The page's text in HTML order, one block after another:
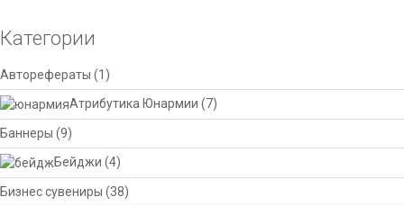
Категории
Авторефераты (1)
Атрибутика Юнармии (7)
Баннеры (9)
Бейджи (4)
Бизнес сувениры (38)